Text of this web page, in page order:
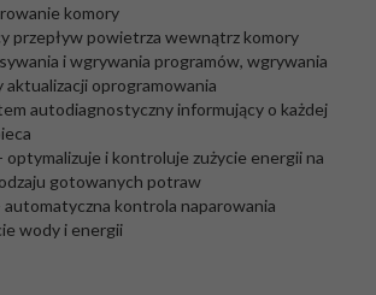
komory
przepływ powietrza wewnątrz komory
i wgrywania programów, wgrywania
aktualizacji oprogramowania
autodiagnostyczny informujący o każdej
- optymalizuje i kontroluje zużycie energii na
gotowanych potraw
automatyczna kontrola naparowania
wody i energii